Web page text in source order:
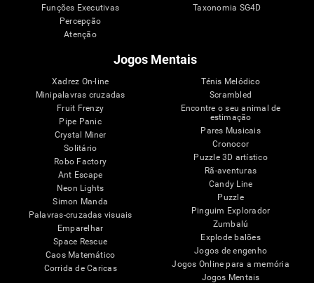
Funções Executivas
Percepção
Atenção
Taxonomia SG4D
Jogos Mentais
Xadrez On-line
Minipalavras cruzadas
Fruit Frenzy
Pipe Panic
Crystal Miner
Solitário
Robo Factory
Ant Escape
Neon Lights
Simon Manda
Palavras-cruzadas visuais
Emparelhar
Space Rescue
Caos Matemático
Corrida de Caricas
Ténis Melódico
Scrambled
Encontre o seu animal de
estimação
Pares Musicais
Cronocor
Puzzle 3D artístico
Rã-aventuras
Candy Line
Puzzle
Pinguim Explorador
Zumbalú
Explode balões
Jogos de engenho
Jogos Online para a memória
Jogos Mentais